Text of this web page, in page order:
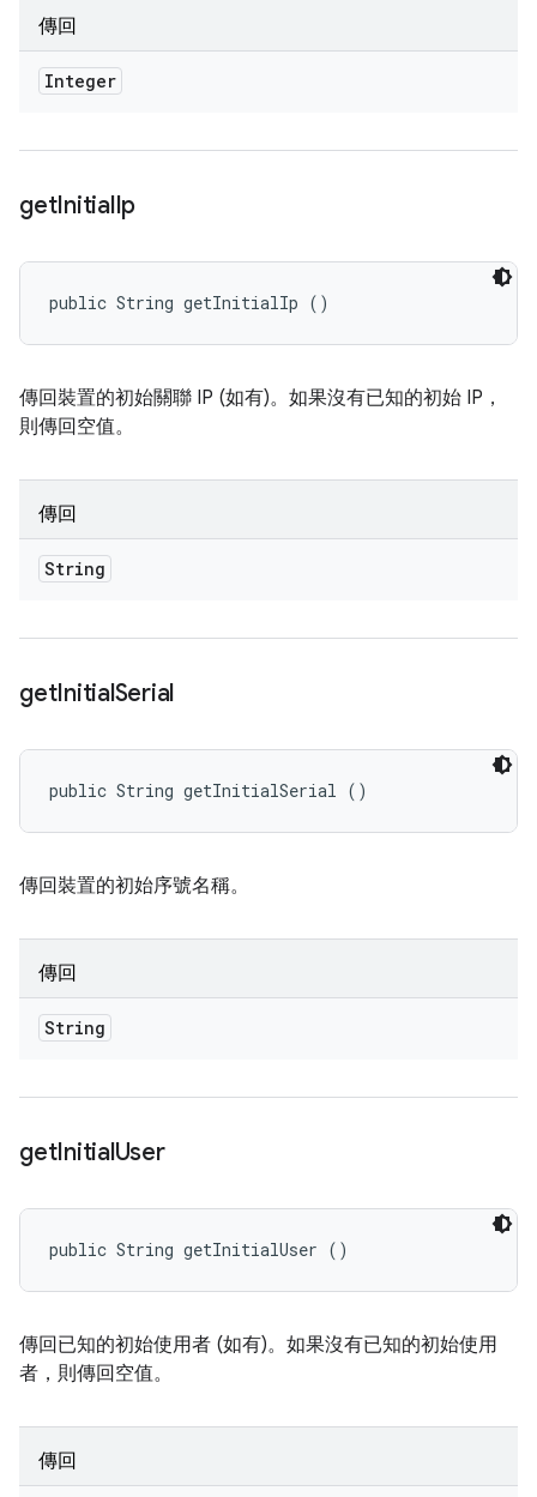
傳回
Integer
getInitialIp
public String getInitialIp ()
傳回裝置的初始關聯 IP (如有)。如果沒有已知的初始 IP，
則傳回空值。
傳回
String
getInitialSerial
public String getInitialSerial ()
傳回裝置的初始序號名稱。
傳回
String
getInitialUser
public String getInitialUser ()
傳回已知的初始使用者 (如有)。如果沒有已知的初始使用
者，則傳回空值。
傳回